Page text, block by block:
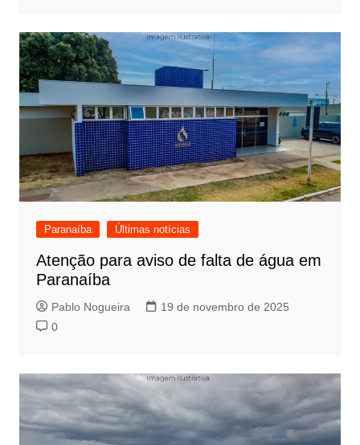
Paranaíba Últimas notícias
Atenção para aviso de falta de água em
Paranaíba
Pablo Nogueira
19 de novembro de 2025
0